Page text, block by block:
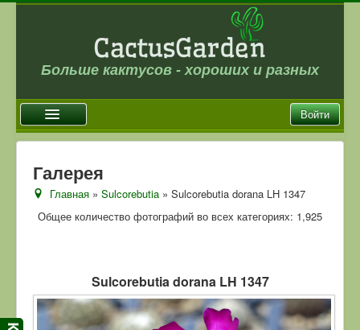
Больше кактусов - хороших и разных
Войти
Новости
Галерея
Отзывы
Ссылки
Галерея
Главная »Sulcorebutia » Sulcorebutia dorana LH 1347
Общее количество фотографий во всех категориях: 1,925
Sulcorebutia dorana LH 1347